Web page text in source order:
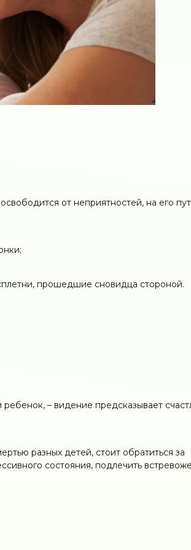
от неприятностей, на его
прошедшие сновидца стороной.
– видение предсказывает
разных детей, стоит обратиться за
состояния, подлечить